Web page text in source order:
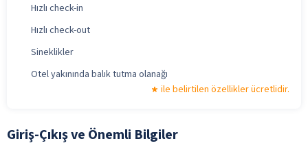
Hızlı check-in
Hızlı check-out
Sineklikler
Otel yakınında balık tutma olanağı
ile belirtilen özellikler ücretlidir.
Giriş-Çıkış ve Önemli Bilgiler